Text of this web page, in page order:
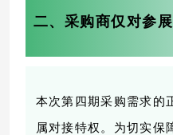
二、采购商仅对参
本次第四期采购需求的
属对接特权。为切实保